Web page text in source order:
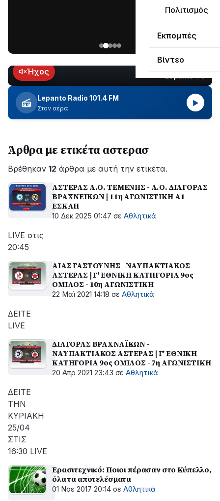
Πολιτισμός
Εκπομπές
Βίντεο
Κωτσανά
για
τα
μεγάλα
έργα
LIVEΉχος
Lepanto Radio 101.4 FM
Στον αέρα
▶
Άρθρα με ετικέτα αστερασ
Βρέθηκαν 12 άρθρα με αυτή την ετικέτα.
ΑΣΤΕΡΑΣ Α.Ο. ΤΕΜΕΝΗΣ - Α.Ο. ΔΙΑΓΟΡΑΣ
ΒΡΑΧΝΕΙΚΩΝ | 11η ΑΓΩΝΙΣΤΙΚΗ Α1
ΕΣΚΑΗ
10 Δεκ 2025 01:47 σε Αθλητικά
LIVE στις
20:45
ΑΙΑΣ ΓΑΣΤΟΥΝΗΣ - ΝΑΥΠΑΚΤΙΑΚΟΣ
ΑΣΤΕΡΑΣ | Γ' ΕΘΝΙΚΗ ΚΑΤΗΓΟΡΙΑ 9ος
ΟΜΙΛΟΣ - 10η ΑΓΩΝΙΣΤΙΚΗ
22 Μαϊ 2021 14:18 σε Αθλητικά
ΔΕΙΤΕ
LIVE
ΔΙΑΓΟΡΑΣ ΒΡΑΧΝΑΪΚΩΝ -
ΝΑΥΠΑΚΤΙΑΚΟΣ ΑΣΤΕΡΑΣ | Γ' ΕΘΝΙΚΗ
ΚΑΤΗΓΟΡΙΑ 9ος ΟΜΙΛΟΣ - 7η ΑΓΩΝΙΣΤΙΚΗ
20 Απρ 2021 23:43 σε Αθλητικά
ΔΕΙΤΕ
ΤΗΝ
ΚΥΡΙΑΚΗ
25/04
ΣΤΙΣ
16:30 LIVE
Ερασιτεχνικό: Ποιοι πέρασαν στο Κύπελλο,
όλα τα αποτελέσματα
01 Νοε 2017 20:14 σε Αθλητικά